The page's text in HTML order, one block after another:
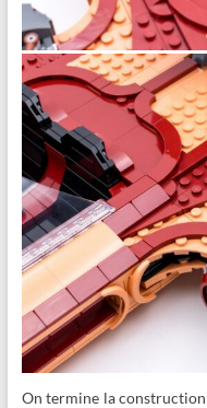
On termine la